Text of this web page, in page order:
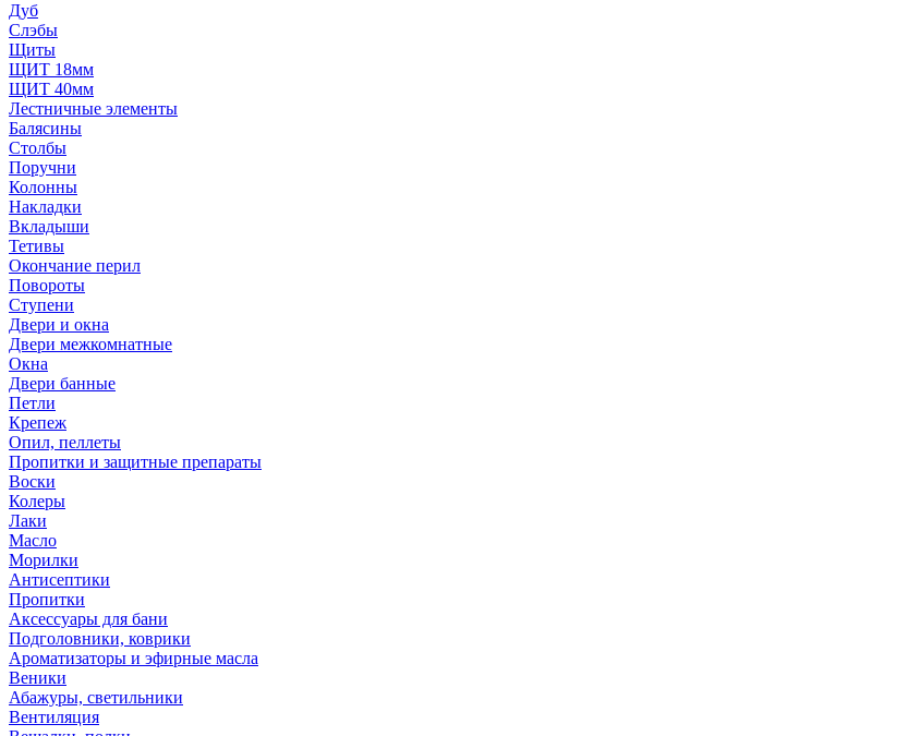
Дуб
Слэбы
Щиты
ЩИТ 18мм
ЩИТ 40мм
Лестничные элементы
Балясины
Столбы
Поручни
Колонны
Накладки
Вкладыши
Тетивы
Окончание перил
Повороты
Ступени
Двери и окна
Двери межкомнатные
Окна
Двери банные
Петли
Крепеж
Опил, пеллеты
Пропитки и защитные препараты
Воски
Колеры
Лаки
Масло
Морилки
Антисептики
Пропитки
Аксессуары для бани
Подголовники, коврики
Ароматизаторы и эфирные масла
Веники
Абажуры, светильники
Вентиляция